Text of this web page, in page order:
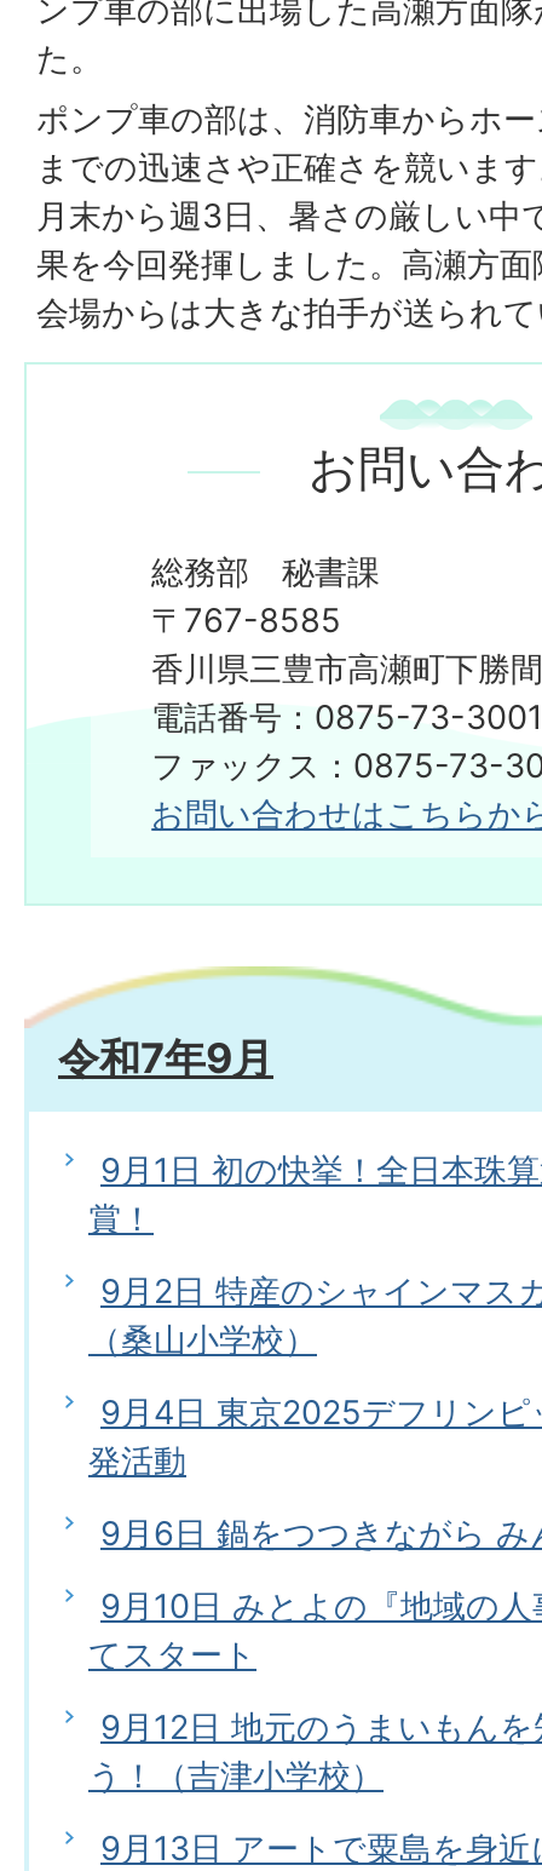
ンプ車の部に出場した高瀬方面
た。
ポンプ車の部は、消防車からホ
までの迅速さや正確さを競いま
月末から週3日、暑さの厳しい中
果を今回発揮しました。高瀬方
会場からは大きな拍手が送られ
お問い合
総務部 秘書課
〒767-8585
香川県三豊市高瀬町下勝
電話番号：0875-73-
ファックス：0875-73-
お問い合わせはこちらか
令和7年9月
9月1日 初の快挙！全日本珠
賞！
9月2日 特産のシャインマス
（桑山小学校）
9月4日 東京2025デフリンピ
発活動
9月6日 鍋をつつきながら み
9月10日 みとよの『地域の
てスタート
9月12日 地元のうまいもん
う！（吉津小学校）
9月13日 アートで粟島を身